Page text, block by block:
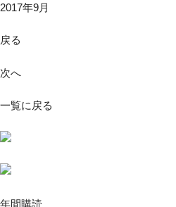
2017年9月
戻る
次へ
一覧に戻る
年間購読